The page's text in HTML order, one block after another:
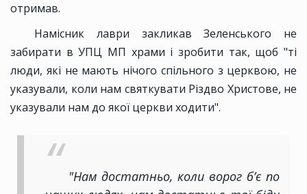
отримав.
Намісник лаври закликав Зеленського не
забирати в УПЦ МП храми і зробити так, щоб "ті
люди, які не мають нічого спільного з церквою, не
указували, коли нам святкувати Різдво Христове, не
указували нам до якої церкви ходити".
"Нам достатньо, коли ворог б’є по